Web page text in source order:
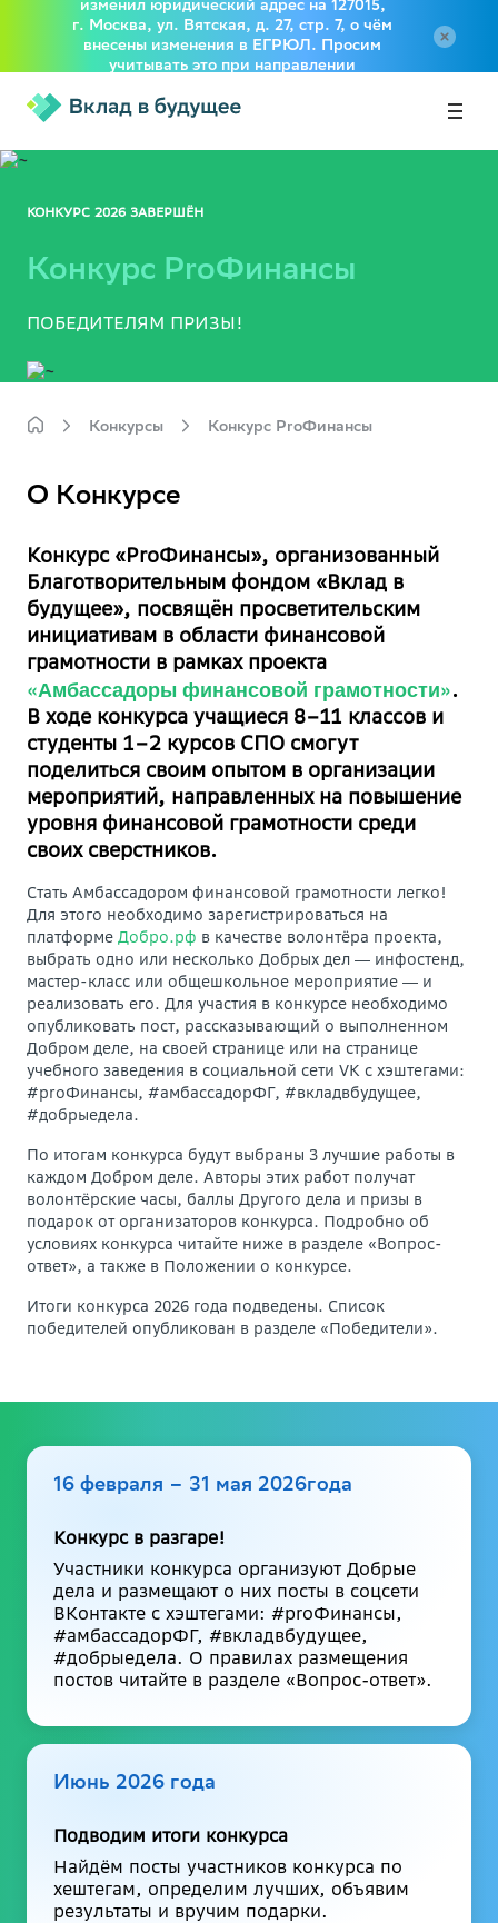
изменил юридический адрес на 127015,
г. Москва, ул. Вятская, д. 27, стр. 7, о чём
внесены изменения в ЕГРЮЛ. Просим
учитывать это при направлении
КОНКУРС 2026 ЗАВЕРШЁН
Конкурс ProФинансы
ПОБЕДИТЕЛЯМ ПРИЗЫ!
Конкурсы Конкурс ProФинансы
О Конкурсе
Конкурс «ProФинансы», организованный
Благотворительным фондом «Вклад в
будущее», посвящён просветительским
инициативам в области финансовой
грамотности в рамках проекта
«Амбассадоры финансовой грамотности».
В ходе конкурса учащиеся 8–11 классов и
студенты 1–2 курсов СПО смогут
поделиться своим опытом в организации
мероприятий, направленных на повышение
уровня финансовой грамотности среди
своих сверстников.
Стать Амбассадором финансовой грамотности легко!
Для этого необходимо зарегистрироваться на
платформе Добро.рф в качестве волонтёра проекта,
выбрать одно или несколько Добрых дел ― инфостенд,
мастер-класс или общешкольное мероприятие ― и
реализовать его. Для участия в конкурсе необходимо
опубликовать пост, рассказывающий о выполненном
Добром деле, на своей странице или на странице
учебного заведения в социальной сети VK с хэштегами:
#proФинансы, #амбассадорФГ, #вкладвбудущее,
#добрыедела.
По итогам конкурса будут выбраны 3 лучшие работы в
каждом Добром деле. Авторы этих работ получат
волонтёрские часы, баллы Другого дела и призы в
подарок от организаторов конкурса. Подробно об
условиях конкурса читайте ниже в разделе «Вопрос-
ответ», а также в Положении о конкурсе.
Итоги конкурса 2026 года подведены. Список
победителей опубликован в разделе «Победители».
16 февраля – 31 мая 2026года
Конкурс в разгаре!
Участники конкурса организуют Добрые
дела и размещают о них посты в соцсети
ВКонтакте с хэштегами: #proФинансы,
#амбассадорФГ, #вкладвбудущее,
#добрыедела. О правилах размещения
постов читайте в разделе «Вопрос-ответ».
Июнь 2026 года
Подводим итоги конкурса
Найдём посты участников конкурса по
хештегам, определим лучших, объявим
результаты и вручим подарки.